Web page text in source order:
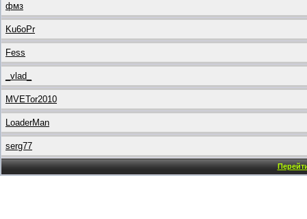
фмз
Ku6oPr
Fess
_vlad_
MVETor2010
LoaderMan
serg77